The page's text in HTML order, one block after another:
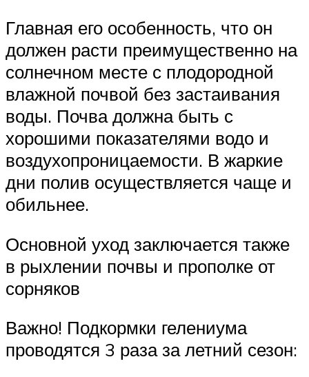
Главная его особенность, что он
должен расти преимущественно на
солнечном месте с плодородной
влажной почвой без застаивания
воды. Почва должна быть с
хорошими показателями водо и
воздухопроницаемости. В жаркие
дни полив осуществляется чаще и
обильнее.
Основной уход заключается также
в рыхлении почвы и прополке от
сорняков
Важно! Подкормки гелениума
проводятся 3 раза за летний сезон: